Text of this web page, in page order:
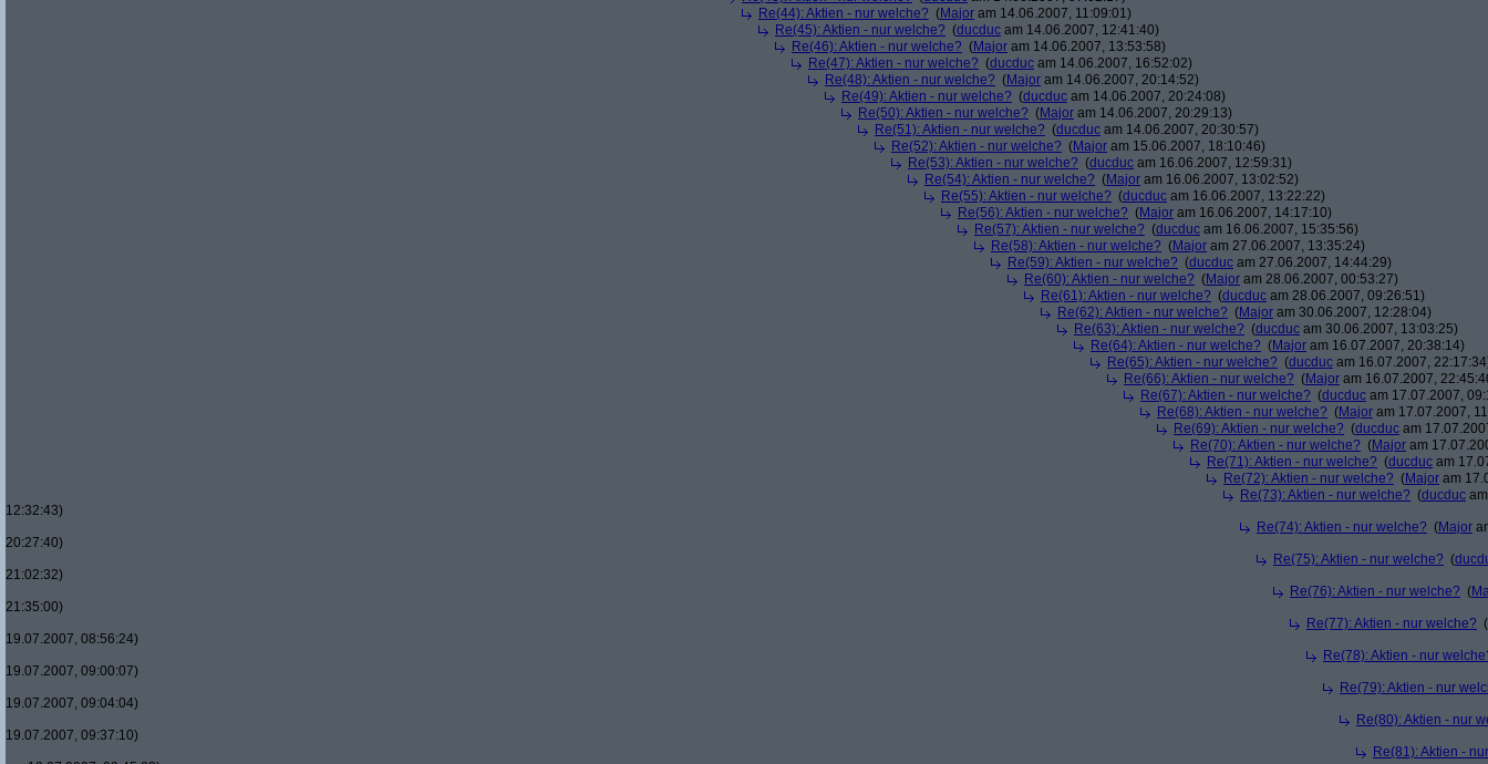
Re(44): Aktien - nur welche? (Major am 14.06.2007, 11:09:01)
Re(45): Aktien - nur welche? (ducduc am 14.06.2007, 12:41:40)
Re(46): Aktien - nur welche? (Major am 14.06.2007, 13:53:58)
Re(47): Aktien - nur welche? (ducduc am 14.06.2007, 16:52:02)
Re(48): Aktien - nur welche? (Major am 14.06.2007, 20:14:52)
Re(49): Aktien - nur welche? (ducduc am 14.06.2007, 20:24:08)
Re(50): Aktien - nur welche? (Major am 14.06.2007, 20:29:13)
Re(51): Aktien - nur welche? (ducduc am 14.06.2007, 20:30:57)
Re(52): Aktien - nur welche? (Major am 15.06.2007, 18:10:46)
Re(53): Aktien - nur welche? (ducduc am 16.06.2007, 12:59:31)
Re(54): Aktien - nur welche? (Major am 16.06.2007, 13:02:52)
Re(55): Aktien - nur welche? (ducduc am 16.06.2007, 13:22:22)
Re(56): Aktien - nur welche? (Major am 16.06.2007, 14:17:10)
Re(57): Aktien - nur welche? (ducduc am 16.06.2007, 15:35:56)
Re(58): Aktien - nur welche? (Major am 27.06.2007, 13:35:24)
Re(59): Aktien - nur welche? (ducduc am 27.06.2007, 14:44:29)
Re(60): Aktien - nur welche? (Major am 28.06.2007, 00:53:27)
Re(61): Aktien - nur welche? (ducduc am 28.06.2007, 09:26:51)
Re(62): Aktien - nur welche? (Major am 30.06.2007, 12:28:04)
Re(63): Aktien - nur welche? (ducduc am 30.06.2007, 13:03:25)
Re(64): Aktien - nur welche? (Major am 16.07.2007, 20:38:14)
Re(65): Aktien - nur welche? (ducduc am 16.07.2007,
Re(66): Aktien - nur welche? (Major am 16.07.2007,
Re(67): Aktien - nur welche? (ducduc am 17.07.2007,
Re(68): Aktien - nur welche? (Major am 17.07.2007,
Re(69): Aktien - nur welche? (ducduc am
Re(70): Aktien - nur welche? (Major am
Re(71): Aktien - nur welche? (ducduc am
Re(72): Aktien - nur welche? (Major am
Re(73): Aktien - nur welche? (ducduc
12:32:43)
Re(74): Aktien - nur welche? (Major
20:27:40)
Re(75): Aktien - nur welche? (
21:02:32)
Re(76): Aktien - nur welche? (
21:35:00)
Re(77): Aktien - nur welche? (
19.07.2007, 08:56:24)
Re(78): Aktien - nur
19.07.2007, 09:00:07)
Re(79): Aktien - nur
19.07.2007, 09:04:04)
Re(80): Aktien - nur
19.07.2007, 09:37:10)
Re(81): Aktien -